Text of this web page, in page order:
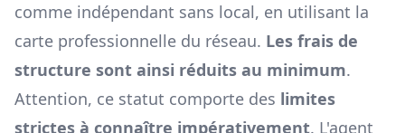
comme indépendant sans local, en utilisant la
carte professionnelle du réseau. Les frais de
structure sont ainsi réduits au minimum.
Attention, ce statut comporte des limites
strictes à connaître impérativement. L'agent